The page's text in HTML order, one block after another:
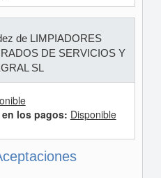
de LIMPIADORES
DE SERVICIOS Y
SL
los pagos: Disponible